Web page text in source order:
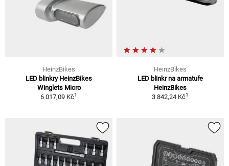
HeinzBikes
LED blinkry HeinzBikes
Winglets Micro
6 017,09 Kč1
HeinzBikes
LED blinkr na armatuře
HeinzBikes
3 842,24 Kč1